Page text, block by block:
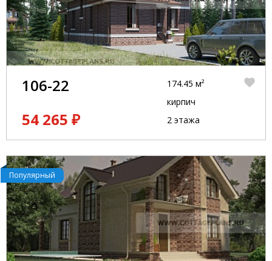
106-22
54 265 ₽
174.45 м²
кирпич
2 этажа
Популярный